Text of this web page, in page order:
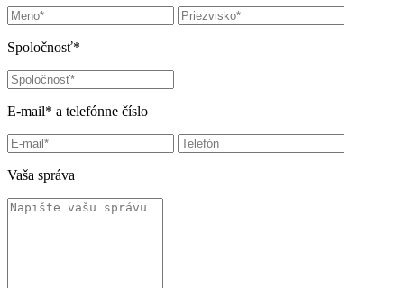
Spoločnosť*
E-mail* a telefónne číslo
Vaša správa